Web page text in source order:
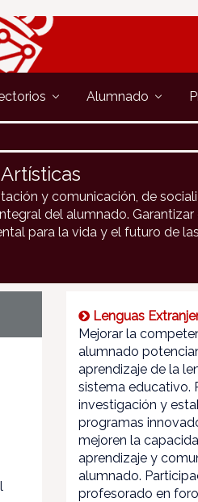
Alumnado
y comunicación, de
del alumnado. Garantizar
para la vida y el futuro de
Lenguas
Mejorar la
alumnado
aprendizaje de la
sistema educativo.
investigación y
programas
mejoren la
aprendizaje y
alumnado.
profesorado en